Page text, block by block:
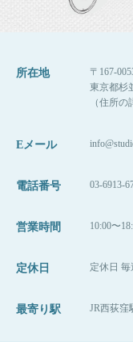
所在地
〒167-
東京都杉
（住所
Eメール
電話番号 03-6913-
営業時間 10:00〜
定休日 定休日
最寄り駅 JR西荻窪